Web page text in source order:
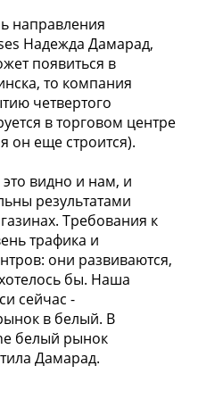
направления
Надежда Дамарад,
появиться в
то компания
четвертого
в торговом центре
он еще строится).
видно и нам, и
результатами
Требования к
трафика и
они развиваются,
бы. Наша
сейчас -
в белый. В
белый рынок
Дамарад.